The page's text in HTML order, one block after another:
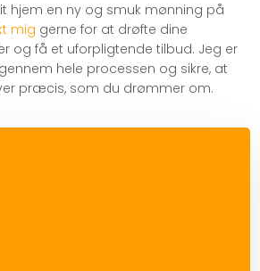
hjem en ny og smuk mønning på
mig gerne for at drøfte dine
og få et uforpligtende tilbud. Jeg er
hele processen og sikre, at
præcis, som du drømmer om.​